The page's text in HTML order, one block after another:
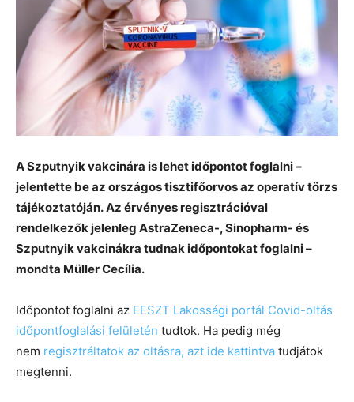
A Szputnyik vakcinára is lehet időpontot foglalni –
jelentette be az országos tisztifőorvos az operatív törzs
tájékoztatóján. Az érvényes regisztrációval
rendelkezők jelenleg AstraZeneca-, Sinopharm- és
Szputnyik vakcinákra tudnak időpontokat foglalni –
mondta Müller Cecília.
Időpontot foglalni az EESZT Lakossági portál Covid-oltás
időpontfoglalási felületén tudtok. Ha pedig még
nem regisztráltatok az oltásra, azt ide kattintva tudjátok
megtenni.